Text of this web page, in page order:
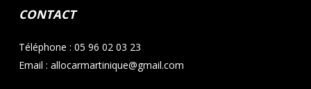
CONTACT
Téléphone : 05 96 02 03 23
Email : allocarmartinique@gmail.com